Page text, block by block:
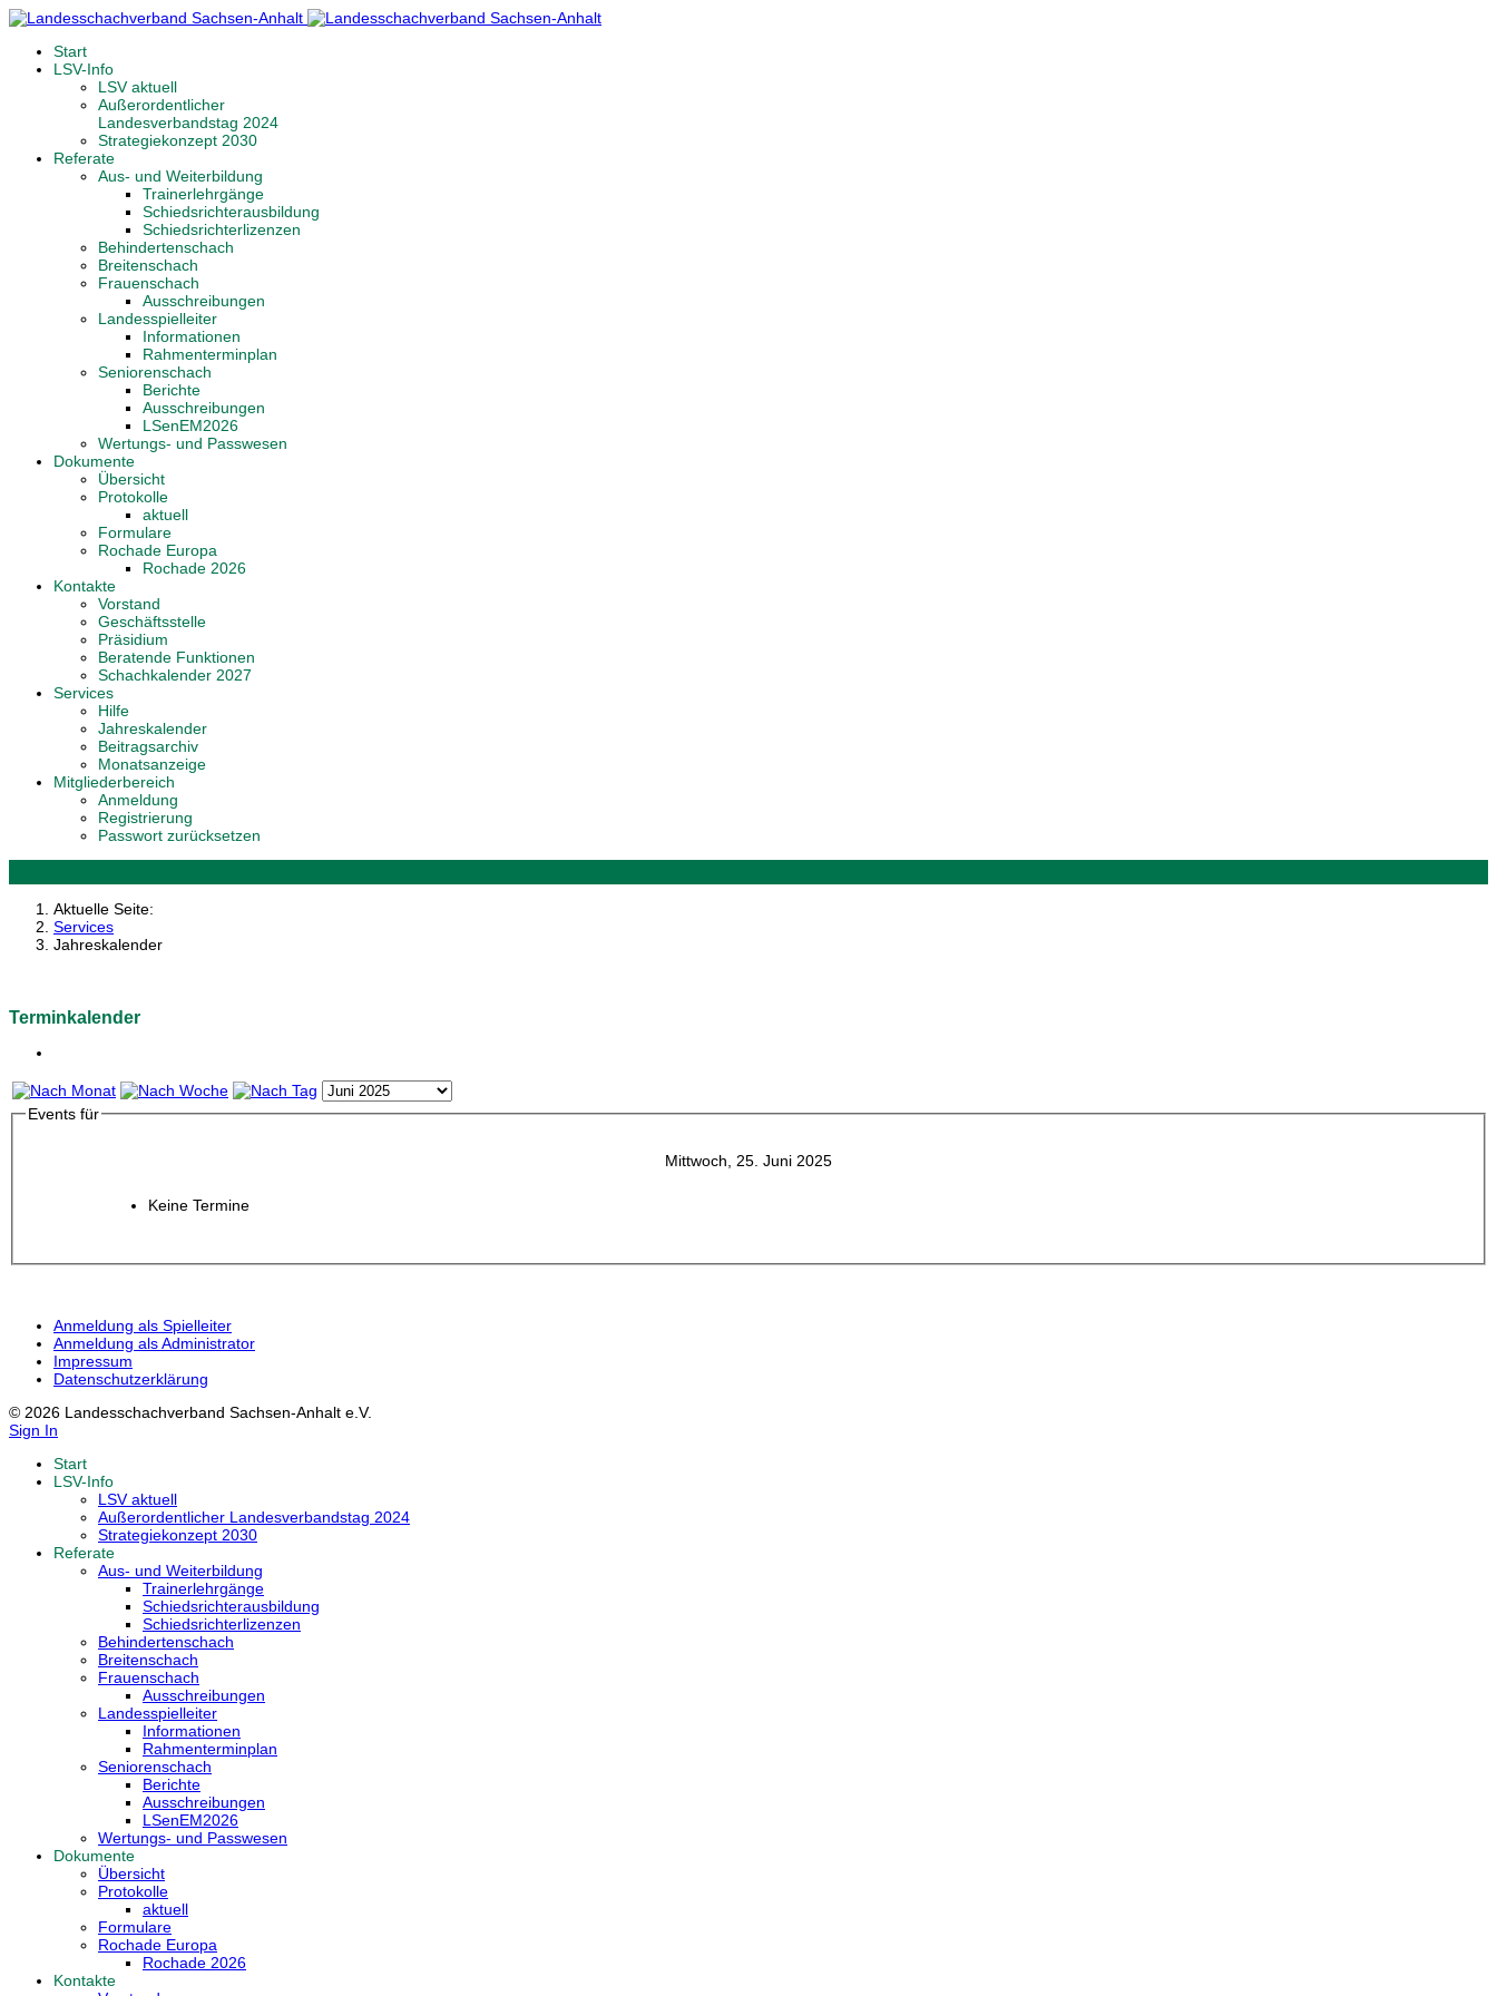
Start
LSV-Info
LSV aktuell
Außerordentlicher
Landesverbandstag 2024
Strategiekonzept 2030
Referate
Aus- und Weiterbildung
Trainerlehrgänge
Schiedsrichterausbildung
Schiedsrichterlizenzen
Behindertenschach
Breitenschach
Frauenschach
Ausschreibungen
Landesspielleiter
Informationen
Rahmenterminplan
Seniorenschach
Berichte
Ausschreibungen
LSenEM2026
Wertungs- und Passwesen
Dokumente
Übersicht
Protokolle
aktuell
Formulare
Rochade Europa
Rochade 2026
Kontakte
Vorstand
Geschäftsstelle
Präsidium
Beratende Funktionen
Schachkalender 2027
Services
Hilfe
Jahreskalender
Beitragsarchiv
Monatsanzeige
Mitgliederbereich
Anmeldung
Registrierung
Passwort zurücksetzen
Aktuelle Seite:
Services
Jahreskalender
Terminkalender
Events für
Mittwoch, 25. Juni 2025
Keine Termine
Anmeldung als Spielleiter
Anmeldung als Administrator
Impressum
Datenschutzerklärung
© 2026 Landesschachverband Sachsen-Anhalt e.V.
Sign In
Start
LSV-Info
LSV aktuell
Außerordentlicher Landesverbandstag 2024
Strategiekonzept 2030
Referate
Aus- und Weiterbildung
Trainerlehrgänge
Schiedsrichterausbildung
Schiedsrichterlizenzen
Behindertenschach
Breitenschach
Frauenschach
Ausschreibungen
Landesspielleiter
Informationen
Rahmenterminplan
Seniorenschach
Berichte
Ausschreibungen
LSenEM2026
Wertungs- und Passwesen
Dokumente
Übersicht
Protokolle
aktuell
Formulare
Rochade Europa
Rochade 2026
Kontakte